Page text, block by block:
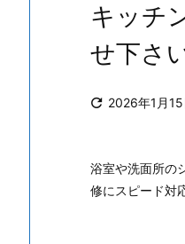
キッチ
せ下さ
 2026年1月15
浴室や洗面所の
修にスピード対